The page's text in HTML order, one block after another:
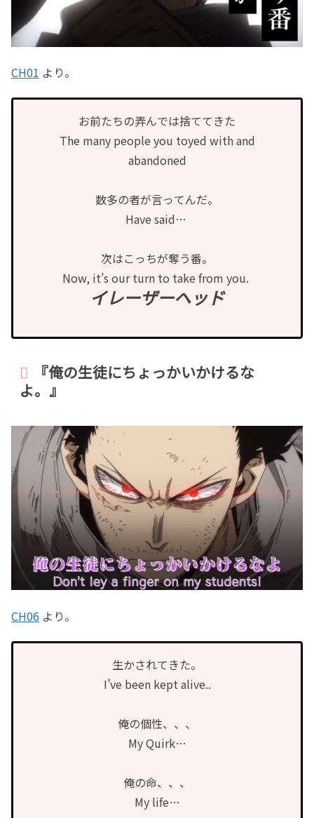
CH01 より。
お前たちの弄んでは捨ててきた
The many people you toyed with and
abandoned
数多の者が言ってんだ。
Have said…
次はこっちが奪う番。
Now, it’s our turn to take from you.
イレーザーヘッド
『俺の生徒にちょっかいかけるな
よ。』
CH06 より。
生かされてきた。
I’ve been kept alive..
俺の個性、、、
My Quirk…
俺の命、、、
My life…